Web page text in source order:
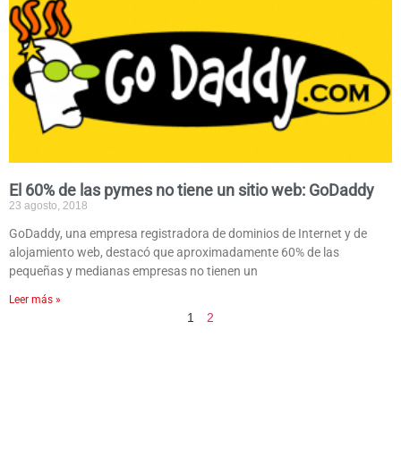
El 60% de las pymes no tiene un sitio web: GoDaddy
23 agosto, 2018
GoDaddy, una empresa registradora de dominios de Internet y de
alojamiento web, destacó que aproximadamente 60% de las
pequeñas y medianas empresas no tienen un
Leer más »
1 2